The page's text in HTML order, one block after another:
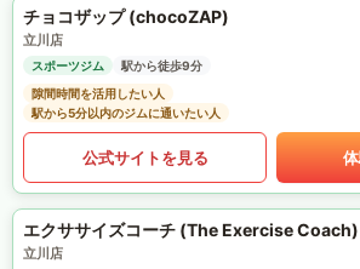
チョコザップ (chocoZAP)
立川店
スポーツジム
駅から徒歩9分
隙間時間を活用したい人
駅から5分以内のジムに通いたい人
公式サイトを見る
エクササイズコーチ (The Exercise Coach)
立川店